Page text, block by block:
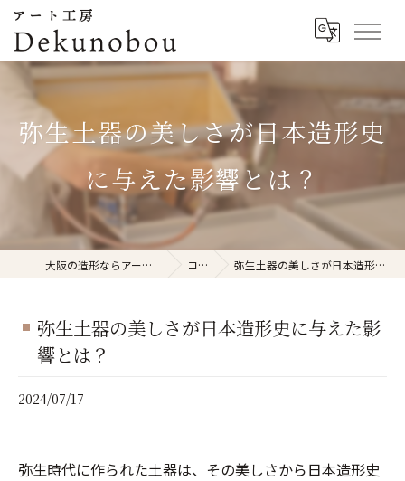
弥生土器の美しさが日本造形史
に与えた影響とは？
大阪の造形ならアート工房Dekunobou コラム 弥生土器の美しさが日本造形史に与えた影響とは？
弥生土器の美しさが日本造形史に与えた影
響とは？
2024/07/17
弥生時代に作られた土器は、その美しさから日本造形史